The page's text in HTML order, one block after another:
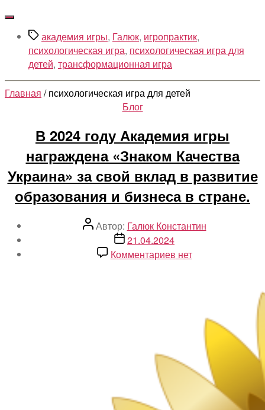
Меткиакадемия игры, Галюк, игропрактик,
психологическая игра, психологическая игра для
детей, трансформационная игра
Главная / психологическая игра для детей
Рубрики
Блог
В 2024 году Академия игры
награждена «Знаком Качества
Украина» за свой вклад в развитие
образования и бизнеса в стране.
АвторАвтор: Галюк Константин
Дата
записи
21.04.2024
Комментариевк
Академия
награждена
«Знаком
Качества
Украина»
нет